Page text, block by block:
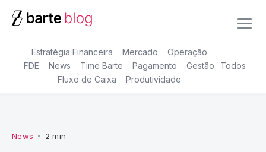
Estratégia Financeira Mercado
Operação
FDE
News Time Barte Pagamento
Gestão
Fluxo de Caixa
Produtividade
Todos
News • 2 min